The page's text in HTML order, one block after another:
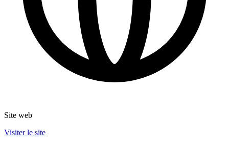
Site web
Visiter le site